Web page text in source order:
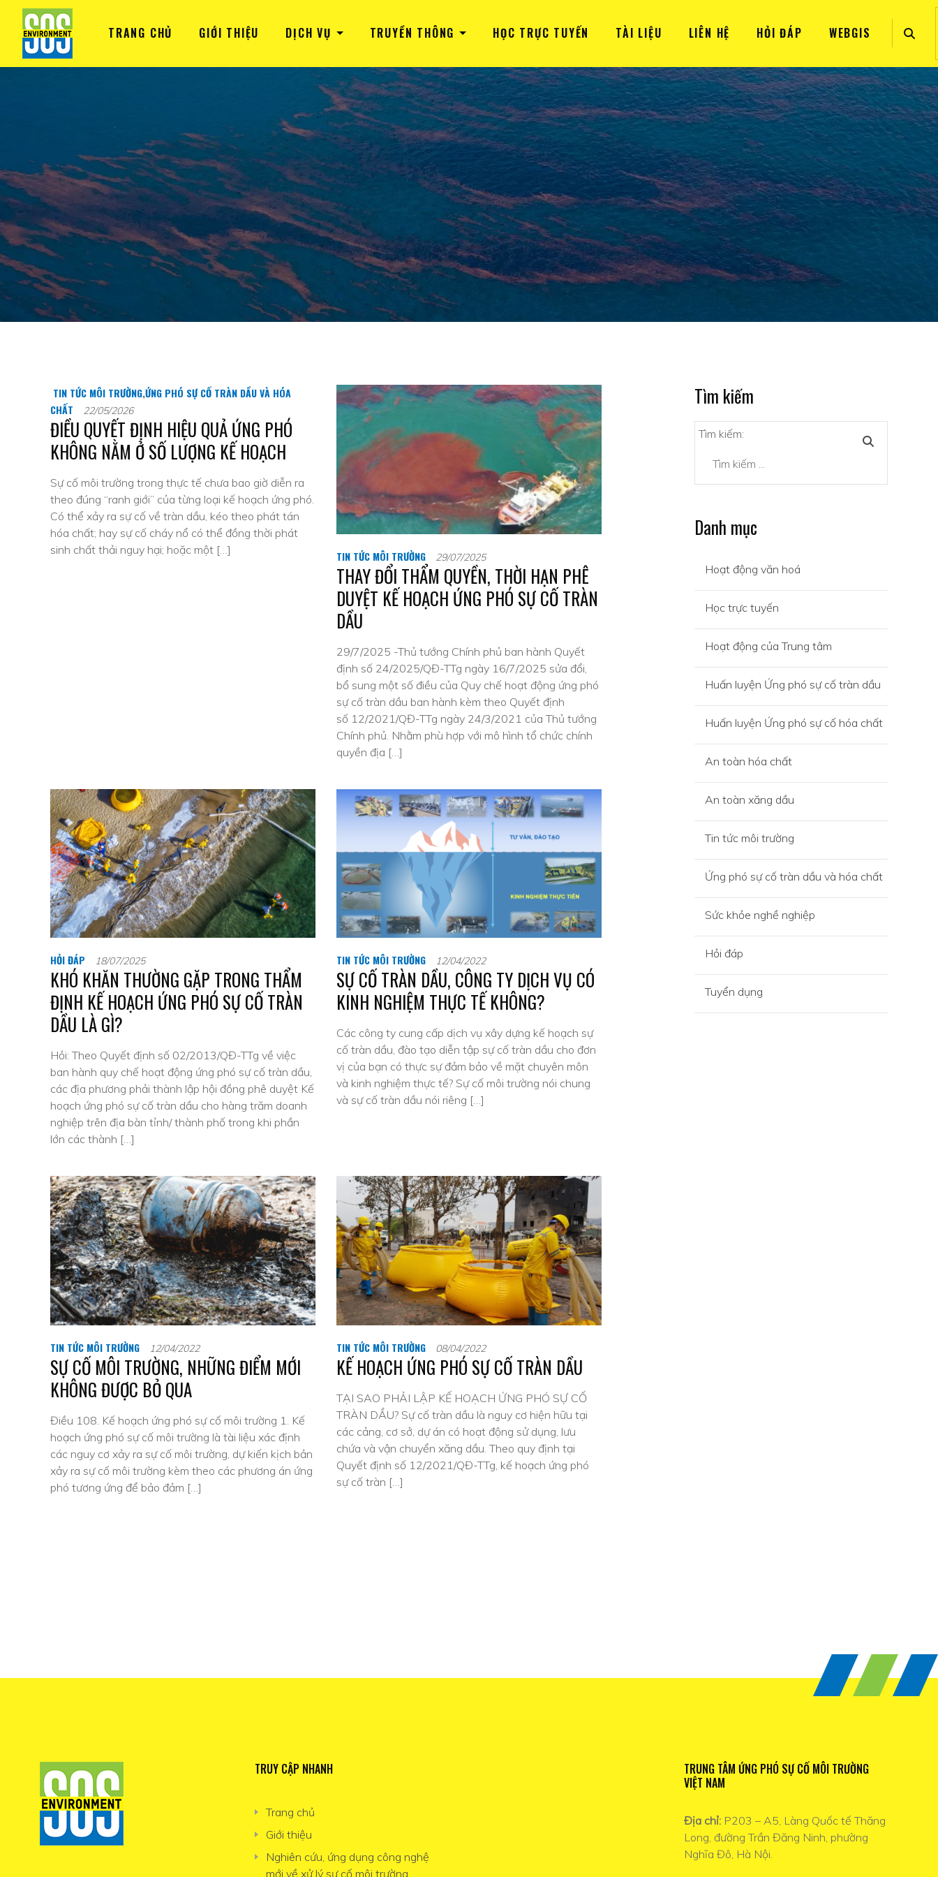
TRANG CHỦ GIỚI THIỆU DỊCH VỤ TRUYỀN THÔNG HỌC TRỰC TUYẾN TÀI LIỆU LIÊN HỆ HỎI ĐÁP WEBGIS
TIN TỨC MÔI TRƯỜNG,ỨNG PHÓ SỰ CỐ TRÀN DẦU VÀ HÓA
CHẤT
22/05/2026
ĐIỀU QUYẾT ĐỊNH HIỆU QUẢ ỨNG PHÓ
KHÔNG NẰM Ở SỐ LƯỢNG KẾ HOẠCH
Sự cố môi trường trong thực tế chưa bao giờ diễn ra
theo đúng “ranh giới” của từng loại kế hoạch ứng phó.
Có thể xảy ra sự cố về tràn dầu, kéo theo phát tán
hóa chất; hay sự cố cháy nổ có thể đồng thời phát
sinh chất thải nguy hại; hoặc một […]
TIN TỨC MÔI TRƯỜNG 29/07/2025
THAY ĐỔI THẨM QUYỀN, THỜI HẠN PHÊ
DUYỆT KẾ HOẠCH ỨNG PHÓ SỰ CỐ TRÀN
DẦU
29/7/2025 -Thủ tướng Chính phủ ban hành Quyết
định số 24/2025/QĐ-TTg ngày 16/7/2025 sửa đổi,
bổ sung một số điều của Quy chế hoạt động ứng phó
sự cố tràn dầu ban hành kèm theo Quyết định
số 12/2021/QĐ-TTg ngày 24/3/2021 của Thủ tướng
Chính phủ. Nhằm phù hợp với mô hình tổ chức chính
quyền địa […]
HỎI ĐÁP 18/07/2025
KHÓ KHĂN THƯỜNG GẶP TRONG THẨM
ĐỊNH KẾ HOẠCH ỨNG PHÓ SỰ CỐ TRÀN
DẦU LÀ GÌ?
Hỏi: Theo Quyết định số 02/2013/QĐ-TTg về việc
ban hành quy chế hoạt động ứng phó sự cố tràn dầu,
các địa phương phải thành lập hội đồng phê duyệt Kế
hoạch ứng phó sự cố tràn dầu cho hàng trăm doanh
nghiệp trên địa bàn tỉnh/ thành phố trong khi phần
lớn các thành […]
TIN TỨC MÔI TRƯỜNG 12/04/2022
SỰ CỐ TRÀN DẦU, CÔNG TY DỊCH VỤ CÓ
KINH NGHIỆM THỰC TẾ KHÔNG?
Các công ty cung cấp dịch vụ xây dựng kế hoạch sự
cố tràn dầu, đào tạo diễn tập sự cố tràn dầu cho đơn
vị của bạn có thực sự đảm bảo về mặt chuyên môn
và kinh nghiệm thực tế? Sự cố môi trường nói chung
và sự cố tràn dầu nói riêng […]
TIN TỨC MÔI TRƯỜNG 12/04/2022
SỰ CỐ MÔI TRƯỜNG, NHỮNG ĐIỂM MỚI
KHÔNG ĐƯỢC BỎ QUA
Điều 108. Kế hoạch ứng phó sự cố môi trường 1. Kế
hoạch ứng phó sự cố môi trường là tài liệu xác định
các nguy cơ xảy ra sự cố môi trường, dự kiến kịch bản
xảy ra sự cố môi trường kèm theo các phương án ứng
phó tương ứng để bảo đảm […]
TIN TỨC MÔI TRƯỜNG 08/04/2022
KẾ HOẠCH ỨNG PHÓ SỰ CỐ TRÀN DẦU
TẠI SAO PHẢI LẬP KẾ HOẠCH ỨNG PHÓ SỰ CỐ
TRÀN DẦU? Sự cố tràn dầu là nguy cơ hiện hữu tại
các cảng, cơ sở, dự án có hoạt động sử dụng, lưu
chứa và vận chuyển xăng dầu. Theo quy định tại
Quyết định số 12/2021/QĐ-TTg, kế hoạch ứng phó
sự cố tràn […]
Tìm kiếm
Tìm kiếm:
Danh mục
Hoạt động văn hoá
Học trực tuyến
Hoạt động của Trung tâm
Huấn luyện Ứng phó sự cố tràn dầu
Huấn luyện Ứng phó sự cố hóa chất
An toàn hóa chất
An toàn xăng dầu
Tin tức môi trường
Ứng phó sự cố tràn dầu và hóa chất
Sức khỏe nghề nghiệp
Hỏi đáp
Tuyển dụng
TRUY CẬP NHANH
Trang chủ
Giới thiệu
Nghiên cứu, ứng dụng công nghệ
mới về xử lý sự cố môi trường
TRUNG TÂM ỨNG PHÓ SỰ CỐ MÔI TRƯỜNG
VIỆT NAM
Địa chỉ:P203 – A5, Làng Quốc tế Thăng
Long, đường Trần Đăng Ninh, phường
Nghĩa Đô, Hà Nội.